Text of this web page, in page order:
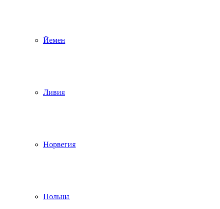
Йемен
Ливия
Норвегия
Польша